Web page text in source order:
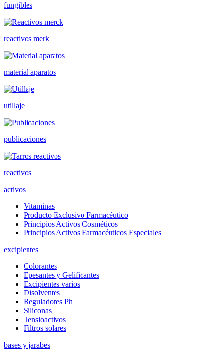
fungibles
reactivos merk
material aparatos
utillaje
publicaciones
reactivos
activos
Vitaminas
Producto Exclusivo Farmacéutico
Principios Activos Cosméticos
Principios Activos Farmacéuticos Especiales
excipientes
Colorantes
Epesantes y Gelificantes
Excipientes varios
Disolventes
Reguladores Ph
Siliconas
Tensioactivos
Filtros solares
bases y jarabes